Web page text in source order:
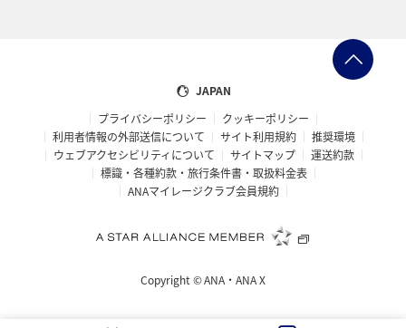
JAPAN
プライバシーポリシー
クッキーポリシー
利用者情報の外部送信について
サイト利用規約
推奨環境
ウェブアクセシビリティについて
サイトマップ
運送約款
標識・各種約款・旅行条件書・取扱料金表
ANAマイレージクラブ会員規約
Copyright ©ANA・ANA X